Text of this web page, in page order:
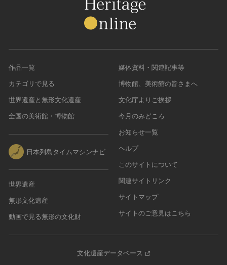
作品一覧
カテゴリで見る
世界遺産と無形文化遺産
全国の美術館・博物館
日本列島タイムマシンナビ
世界遺産
無形文化遺産
動画で見る無形の文化財
媒体資料・関連記事等
博物館、美術館の皆さまへ
文化庁よりご挨拶
今月のみどころ
お知らせ一覧
ヘルプ
このサイトについて
関連サイトリンク
サイトマップ
サイトのご意見はこちら
文化遺産データベース